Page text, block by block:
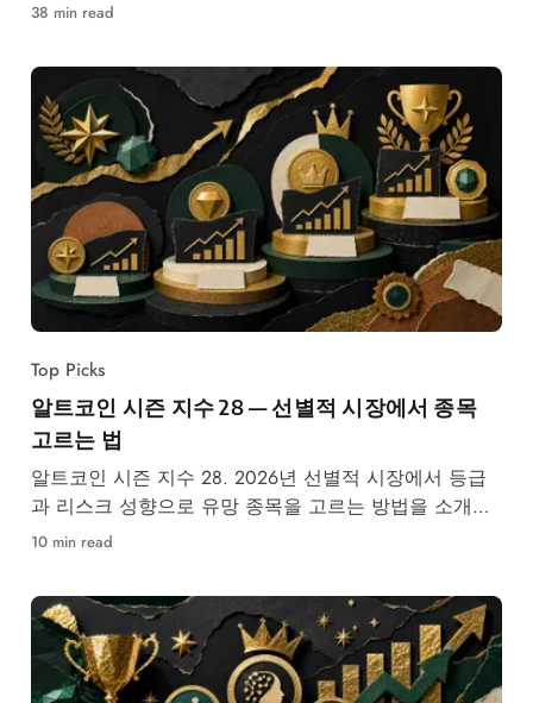
38 min read
Top Picks
알트코인 시즌 지수 28 — 선별적 시장에서 종목
고르는 법
알트코인 시즌 지수 28. 2026년 선별적 시장에서 등급
과 리스크 성향으로 유망 종목을 고르는 방법을 소개합
니다.
10 min read